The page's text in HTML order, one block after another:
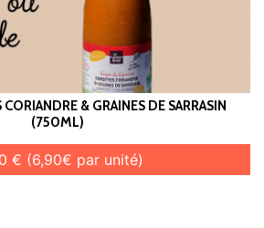
& GRAINES DE SARRASIN
(750ML)
€ (6,90€ par unité)